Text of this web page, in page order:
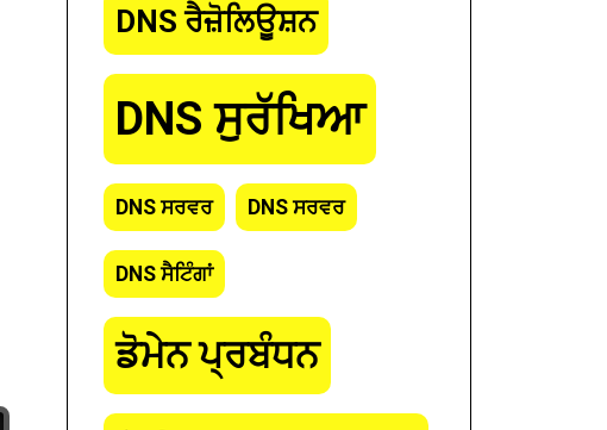
DNS ਰੈਜ਼ੋਲਿਊਸ਼ਨ
DNS ਸੁਰੱਖਿਆ
DNS ਸਰਵਰ DNS ਸਰਵਰ
DNS ਸੈਟਿੰਗਾਂ
ਡੋਮੇਨ ਪ੍ਰਬੰਧਨ